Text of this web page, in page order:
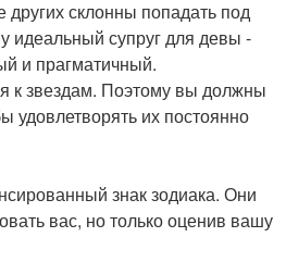
склонны попадать под
идеальный супруг для девы -
и прагматичный.
к звездам. Поэтому вы должны
удовлетворять их постоянно
знак зодиака. Они
вас, но только оценив вашу